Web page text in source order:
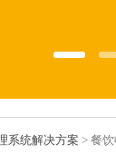
系统解决方案 > 餐